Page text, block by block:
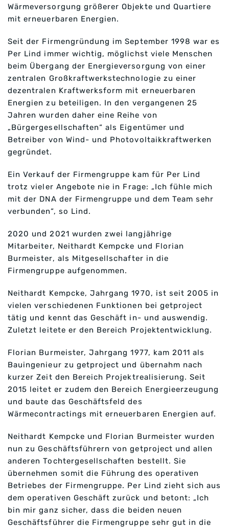
Wärmeversorgung größerer Objekte und Quartiere
mit erneuerbaren Energien.
Seit der Firmengründung im September 1998 war es
Per Lind immer wichtig, möglichst viele Menschen
beim Übergang der Energieversorgung von einer
zentralen Großkraftwerkstechnologie zu einer
dezentralen Kraftwerksform mit erneuerbaren
Energien zu beteiligen. In den vergangenen 25
Jahren wurden daher eine Reihe von
„Bürgergesellschaften“ als Eigentümer und
Betreiber von Wind- und Photovoltaikkraftwerken
gegründet.
Ein Verkauf der Firmengruppe kam für Per Lind
trotz vieler Angebote nie in Frage: „Ich fühle mich
mit der DNA der Firmengruppe und dem Team sehr
verbunden“, so Lind.
2020 und 2021 wurden zwei langjährige
Mitarbeiter, Neithardt Kempcke und Florian
Burmeister, als Mitgesellschafter in die
Firmengruppe aufgenommen.
Neithardt Kempcke, Jahrgang 1970, ist seit 2005 in
vielen verschiedenen Funktionen bei getproject
tätig und kennt das Geschäft in- und auswendig.
Zuletzt leitete er den Bereich Projektentwicklung.
Florian Burmeister, Jahrgang 1977, kam 2011 als
Bauingenieur zu getproject und übernahm nach
kurzer Zeit den Bereich Projektrealisierung. Seit
2015 leitet er zudem den Bereich Energieerzeugung
und baute das Geschäftsfeld des
Wärmecontractings mit erneuerbaren Energien auf.
Neithardt Kempcke und Florian Burmeister wurden
nun zu Geschäftsführern von getproject und allen
anderen Tochtergesellschaften bestellt. Sie
übernehmen somit die Führung des operativen
Betriebes der Firmengruppe. Per Lind zieht sich aus
dem operativen Geschäft zurück und betont: „Ich
bin mir ganz sicher, dass die beiden neuen
Geschäftsführer die Firmengruppe sehr gut in die